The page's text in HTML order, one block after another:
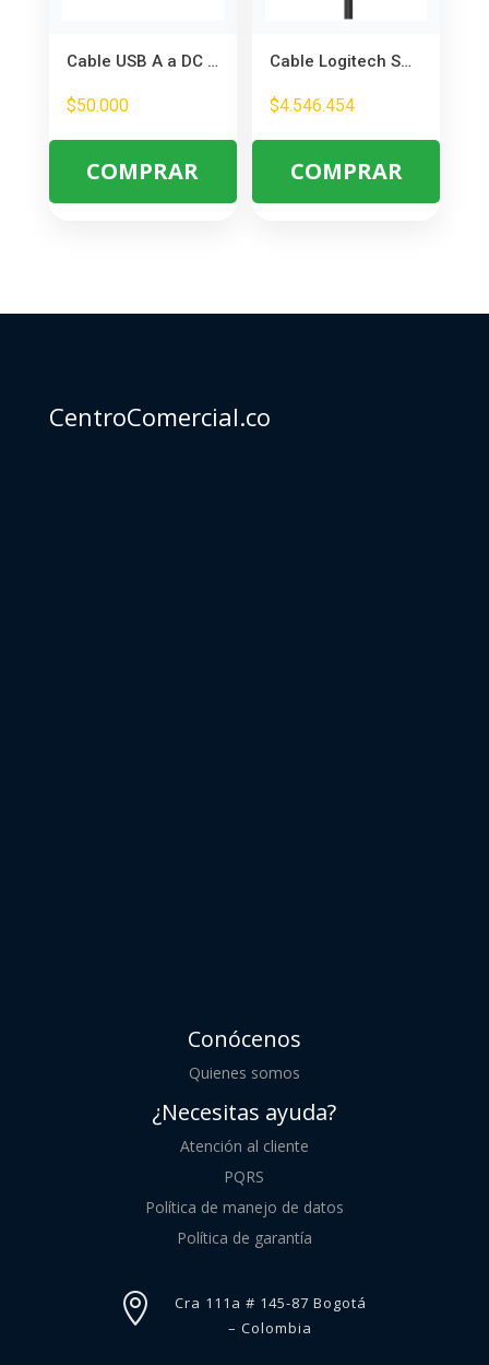
Cable USB A a DC 3.5×1.35mm – Ideal para Tabletas y Hubs USB
$50.000
COMPRAR
Cable Logitech Swytch USB-C a USB-A – Conecta Laptop a Pantalla y Cámara
$4.546.454
COMPRAR
CentroComercial.co
Conócenos
Quienes somos
¿Necesitas ayuda?
Atención al cliente
PQRS
Política de manejo de datos
Política de garantía

Cra 111a # 145-87 Bogotá
– Colombia